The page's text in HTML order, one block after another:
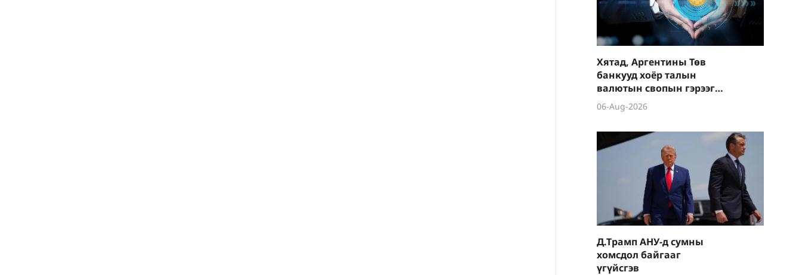
Хятад, Аргентины Төв
банкууд хоёр талын
валютын свопын гэрээг
шинэчиллээ
06-Aug-2026
Д.Трамп АНУ-д сумны
хомсдол байгааг
үгүйсгэв